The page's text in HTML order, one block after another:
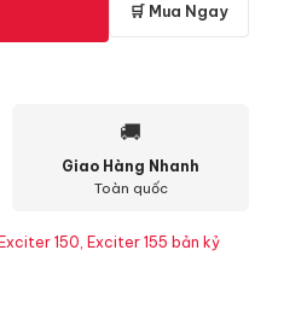
🛒 Mua Ngay
🚚
Giao Hàng Nhanh
Toàn quốc
150, Exciter 155 bản kỷ